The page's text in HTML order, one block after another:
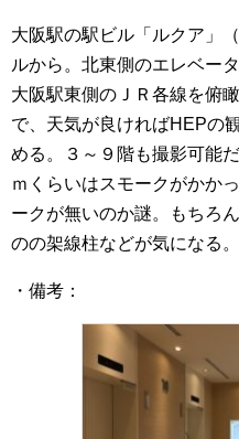
大阪駅の駅ビル「ルクア」
ルから。北東側のエレベー
大阪駅東側のＪＲ各線を俯
で、天気が良ければHEPの
める。３～９階も撮影可能
ｍくらいはスモークがかか
ークが無いのか謎。もちろ
のの架線柱などが気になる。
・備考：